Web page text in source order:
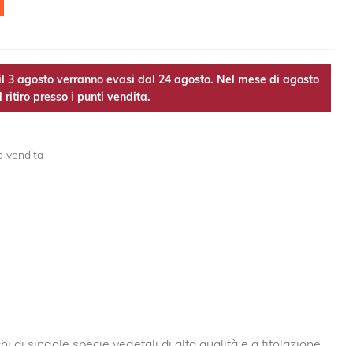
3 agosto verranno evasi dal 24 agosto. Nel mese di agosto
ritiro presso i punti vendita.
vendita